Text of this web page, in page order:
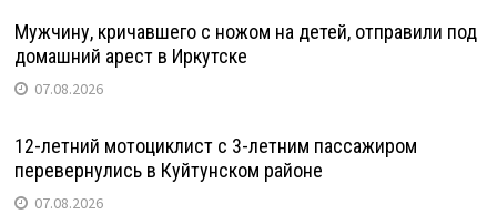
Мужчину, кричавшего с ножом на детей, отправили под
домашний арест в Иркутске
07.08.2026
12-летний мотоциклист с 3-летним пассажиром
перевернулись в Куйтунском районе
07.08.2026